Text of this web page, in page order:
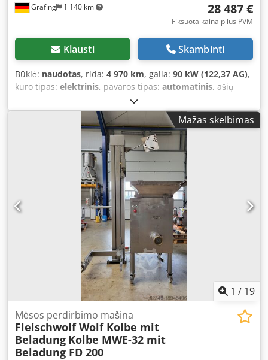
Grafing 1 140 km 28 487 €
Fiksuota kaina plius PVM
Klausti Skambinti
Būklė: naudotas, rida: 4 970 km, galia: 90 kW (122,37 AG),
kuro tipas: elektrinis, pavaros tipas: automatinis, ašių
, bendras svoris:
registracija:05/2025, pakaba:plienas, sėdimų vietų
, bendras plotis:1 859 mm, bendras aukštis:
, kuras:elektra, Įranga:ABS, borto kompiuteris,
imobilaizerio sistema, kruizo kontrolė, navigacijos
sistema, oro kondicionavimas, oro pagalvė, priekabos
jungtis, statymo jutikliai, stumdomos durys, sėdynės
šildytuvas, trauki kontrolė, vairo stiprintuvas
Mažas skelbimas
1 / 19
Mėsos perdirbimo mašina
Fleischwolf Wolf Kolbe mit
Beladung Kolbe MWE-32 mit
Beladung FD 200